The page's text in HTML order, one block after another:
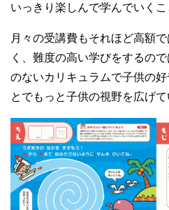
いっきり楽しんで学んでいくこ
月々の受講費もそれほど高額
く、難度の高い学びをするの
のないカリキュラムで子供の
とでもっと子供の視野を広げて